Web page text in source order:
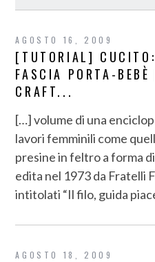
AGOSTO 16, 2009
[TUTORIAL]
FASCIA PORTA-
CRAFT...
[…] volume di una
lavori femminili come
presine in feltro a forma
edita nel 1973 da Fratelli
intitolati “Il filo, guida
AGOSTO 18, 2009